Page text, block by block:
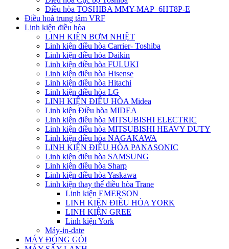
Điều hòa TOSHIBA MMY-MAP_6HT8P-E
Điều hoà trung tâm VRF
Linh kiện điều hòa
LINH KIỆN BƠM NHIỆT
Linh kiện điều hòa Carrier- Toshiba
Linh kiện điều hòa Daikin
Linh kiện điều hòa FULUKI
Linh kiện điều hòa Hisense
Linh kiện điều hòa Hitachi
Linh kiện điều hòa LG
LINH KIỆN ĐIỀU HÒA Midea
Linh kiện Điều hòa MIDEA
Linh kiện điều hòa MITSUBISHI ELECTRIC
Linh kiện điều hòa MITSUBISHI HEAVY DUTY
Linh kiện điều hòa NAGAKAWA
LINH KIỆN ĐIỀU HÒA PANASONIC
Linh kiện điều hòa SAMSUNG
Linh kiện điều hòa Sharp
Linh kiện điều hòa Yaskawa
Linh kiện thay thế điều hòa Trane
Linh kiện EMERSON
LINH KIỆN ĐIỀU HÒA YORK
LINH KIỆN GREE
Linh kiện York
Máy-in-date
MÁY ĐÓNG GÓI